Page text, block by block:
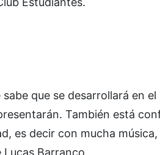
sabe que se desarrollará en
También está
es decir con mucha
Barranco.